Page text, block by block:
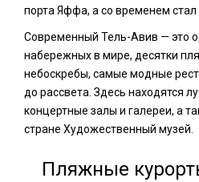
порта Яффа, а со временем
Современный Тель-Авив — это
набережных в мире, десятки
небоскребы, самые модные
до рассвета. Здесь находятся
концертные залы и галереи, а
стране Художественный музей.
Пляжные